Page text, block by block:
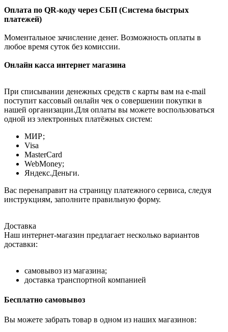
Оплата по QR-коду через СБП (Система быстрых
платежей)
Моментальное зачисление денег. Возможность оплаты в
любое время суток без комиссии.
Онлайн касса интернет магазина
При списывании денежных средств с карты вам на e-mail
поступит кассовый онлайн чек о совершении покупки в
нашей организации.Для оплаты вы можете воспользоваться
одной из электронных платёжных систем:
МИР;
Visa
MasterCard
WebMoney;
Яндекс.Деньги.
Вас перенаправит на страницу платежного сервиса, следуя
инструкциям, заполните правильную форму.
Доставка
Наш интернет-магазин предлагает несколько вариантов
доставки:
самовывоз из магазина;
доставка транспортной компанией
Бесплатно самовывоз
Вы можете забрать товар в одном из наших магазинов: